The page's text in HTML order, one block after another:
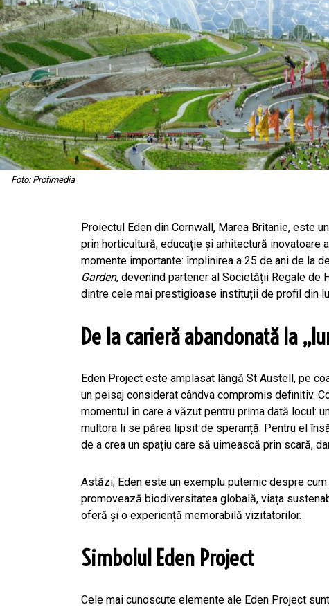
Foto: Profimedia
Proiectul Eden din Cornwall, Marea Britanie, este
prin horticultură, educație și arhitectură inovatoare
momente importante: împlinirea a 25 de ani de la
Garden, devenind partener al Societății Regale de
dintre cele mai prestigioase instituții de profil din
De la carieră abandonată la
Eden Project este amplasat lângă St Austell, pe
un peisaj considerat cândva compromis definitiv.
momentul în care a văzut pentru prima dată locul:
multora li se părea lipsit de speranță. Pentru el
de a crea un spațiu care să uimească prin scară,
Astăzi, Eden este un exemplu puternic despre
promovează biodiversitatea globală, viața
oferă și o experiență memorabilă vizitatorilor.
Simbolul Eden Project
Cele mai cunoscute elemente ale Eden Project